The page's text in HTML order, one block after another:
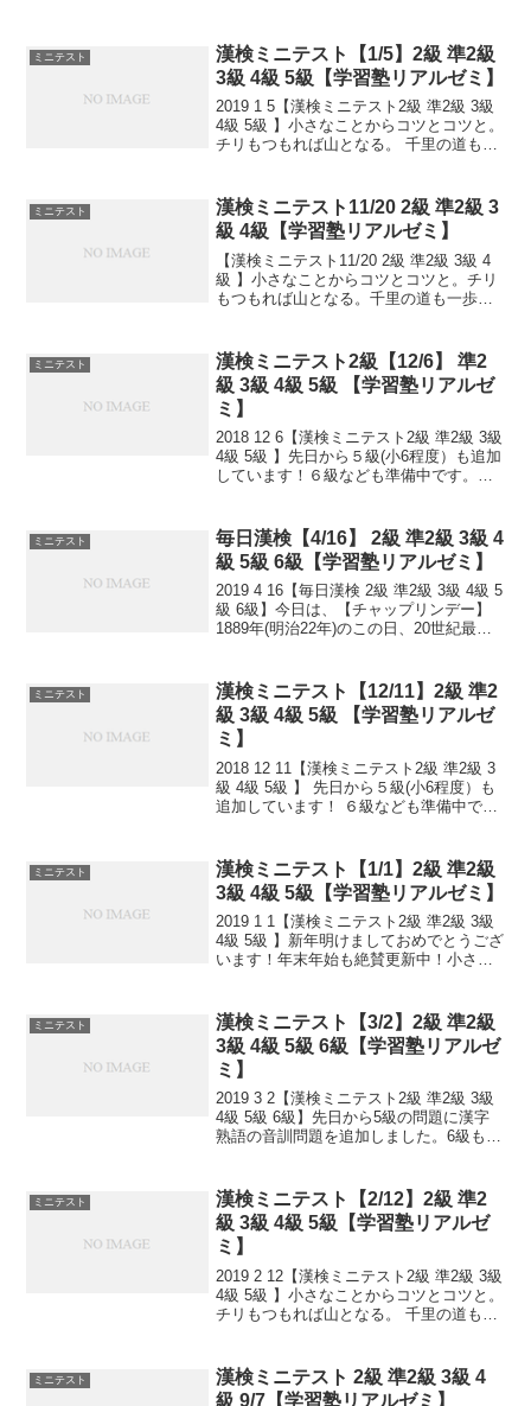
ミニテスト
漢検ミニテスト【1/5】2級 準2級
3級 4級 5級【学習塾リアルゼミ】
2019 1 5【漢検ミニテスト2級 準2級 3級
4級 5級 】小さなことからコツとコツと。
チリもつもれば山となる。 千里の道も一
熟語問題などの出来具合が合否...
ミニテスト
漢検ミニテスト11/20 2級 準2級 3
級 4級【学習塾リアルゼミ】
【漢検ミニテスト11/20 2級 準2級 3級 4
級 】小さなことからコツとコツと。チリ
もつもれば山となる。千里の道も一歩か
ミニテスト
漢検ミニテスト2級【12/6】 準2
級 3級 4級 5級 【学習塾リアルゼ
ミ】
2018 12 6【漢検ミニテスト2級 準2級 3級
4級 5級 】先日から５級(小6程度）も追加
しています！６級なども準備中です。小
日々是精進、継続は力なり！毎日少し
ず...
ミニテスト
毎日漢検【4/16】 2級 準2級 3級 4
級 5級 6級【学習塾リアルゼミ】
2019 4 16【毎日漢検 2級 準2級 3級 4級 5
級 6級】今日は、【チャップリンデー】
1889年(明治22年)のこの日、20世紀最大
口ひげ、だぶだぶのズボン、...
ミニテスト
漢検ミニテスト【12/11】2級 準2
級 3級 4級 5級 【学習塾リアルゼ
ミ】
2018 12 11【漢検ミニテスト2級 準2級 3
級 4級 5級 】 先日から５級(小6程度）も
追加しています！ ６級なども準備中で
ら。 日々是精進、継続は力な...
ミニテスト
漢検ミニテスト【1/1】2級 準2級
3級 4級 5級【学習塾リアルゼミ】
2019 1 1【漢検ミニテスト2級 準2級 3級
4級 5級 】新年明けましておめでとうござ
います！年末年始も絶賛更新中！小さな
精進、継続は力なり！ 毎日少しず...
ミニテスト
漢検ミニテスト【3/2】2級 準2級
3級 4級 5級 6級【学習塾リアルゼ
ミ】
2019 3 2【漢検ミニテスト2級 準2級 3級
4級 5級 6級】先日から5級の問題に漢字
熟語の音訓問題を追加しました。6級も追
も一歩から。 日々是精進、継続は...
ミニテスト
漢検ミニテスト【2/12】2級 準2
級 3級 4級 5級【学習塾リアルゼ
ミ】
2019 2 12【漢検ミニテスト2級 準2級 3級
4級 5級 】小さなことからコツとコツと。
チリもつもれば山となる。 千里の道も一
熟語問題などの出来具合が合...
ミニテスト
漢検ミニテスト 2級 準2級 3級 4
級 9/7【学習塾リアルゼミ】